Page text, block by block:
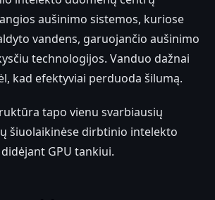
aušinimo sistemos, kuriose
vandens, garuojančio aušinimo
technologijos. Vanduo dažnai
kad efektyviai perduoda šilumą.
tapo vienu svarbiausių
šiuolaikinėse dirbtinio intelekto
GPU tankiui.